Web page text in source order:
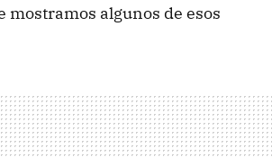
mostramos algunos de esos